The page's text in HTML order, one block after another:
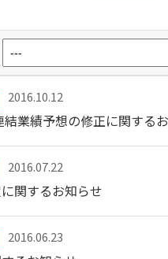
2016.10.12
業績予想の修正に関する
2016.07.22
関するお知らせ
2016.06.23